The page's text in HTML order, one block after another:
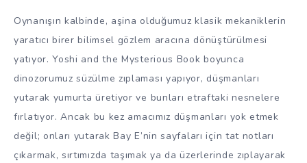
Oynanışın kalbinde, aşina olduğumuz klasik mekaniklerin
yaratıcı birer bilimsel gözlem aracına dönüştürülmesi
yatıyor. Yoshi and the Mysterious Book boyunca
dinozorumuz süzülme zıplaması yapıyor, düşmanları
yutarak yumurta üretiyor ve bunları etraftaki nesnelere
fırlatıyor. Ancak bu kez amacımız düşmanları yok etmek
değil; onları yutarak Bay E’nin sayfaları için tat notları
çıkarmak, sırtımızda taşımak ya da üzerlerinde zıplayarak